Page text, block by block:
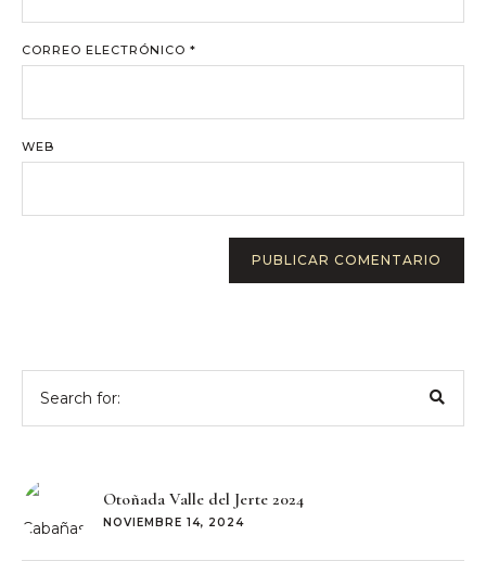
CORREO ELECTRÓNICO *
WEB
for:
Otoñada Valle del Jerte 2024
NOVIEMBRE 14, 2024